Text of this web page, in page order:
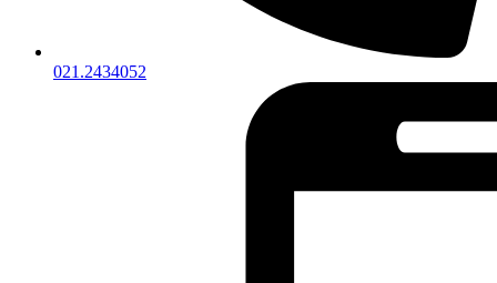
021.2434052